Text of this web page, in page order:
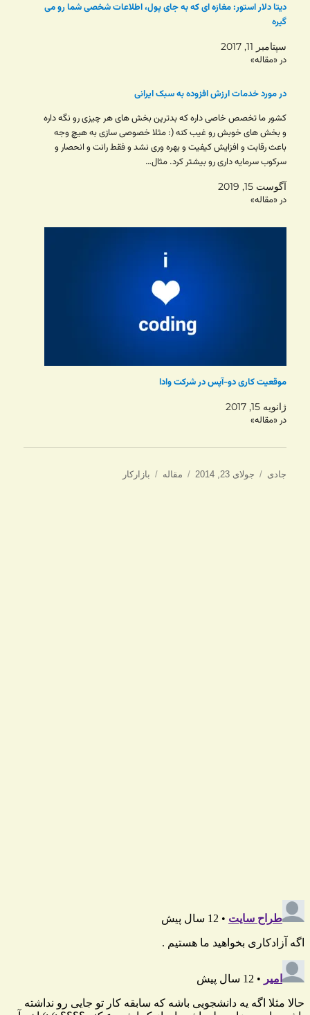
دیتا دلار استور: مغازه ای که به جای پول، اطلاعات شخصی شما رو می
گیره
سپتامبر 11, 2017
در «مقاله»
در مورد خدمات ارزش افزوده به سبک ایرانی
کشور ما تخصص خاصی داره که بدترین بخش های هر چیزی رو نگه داره
و بخش های خوبش رو غیب کنه (: مثلا خصوصی سازی به هیچ وجه
باعث رقابت و افزایش کیفیت و بهره وری نشد و فقط رانت و انحصار و
سرکوب سرمایه داری رو بیشتر کرد. مثال…
آگوست 15, 2019
در «مقاله»
موقعیت کاری دو-آپس در شرکت وادا
ژانویه 15, 2017
در «مقاله»
نویسنده
جادی
ارسال
جولای 23, 2014 دسته‌ها
مقاله برچسب‌ها
بازارکار